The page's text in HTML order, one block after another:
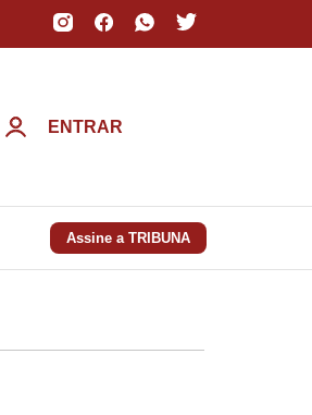
ENTRAR
Assine a TRIBUNA